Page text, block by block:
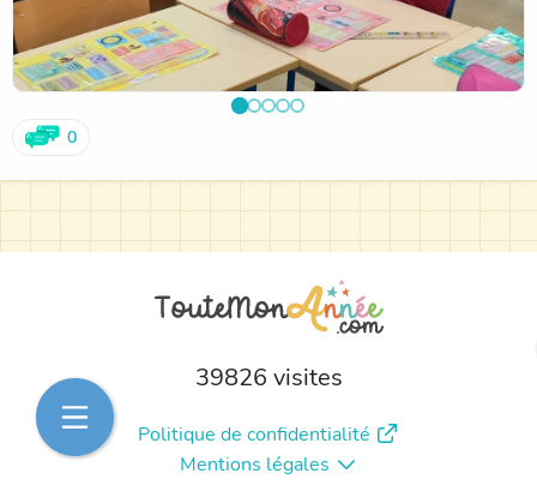
0
39826 visites
Politique de confidentialité
Mentions légales